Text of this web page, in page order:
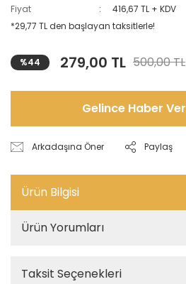
Fiyat
416,67 TL + KDV
*29,77 TL den başlayan taksitlerle!
%44 279,00 TL 500,00 TL
Gelince Haber Ver
Arkadaşına Öner Paylaş
Ürün Bilgisi
Ürün Yorumları
Taksit Seçenekleri